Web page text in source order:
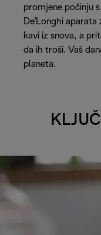
promjene počinju
De'Longhi aparata
kavi iz snova, a
da ih troši. Vaš
planeta.